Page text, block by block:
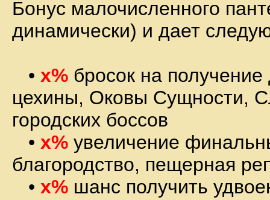
Бонус малочисленного
динамически) и дает
• x% бросок на
цехины, Оковы Сущности,
городских боссов
• x% увеличение
благородство, пещерная
• x% шанс получить